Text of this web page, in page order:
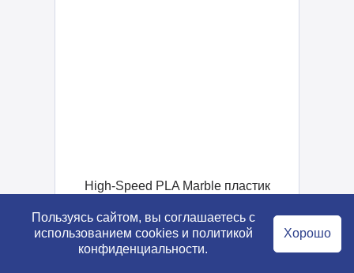
High-Speed PLA Marble пластик
от 2 100 ₽
Пользуясь сайтом, вы соглашаетесь с
использованием cookies и политикой
конфиденциальности.
Хорошо